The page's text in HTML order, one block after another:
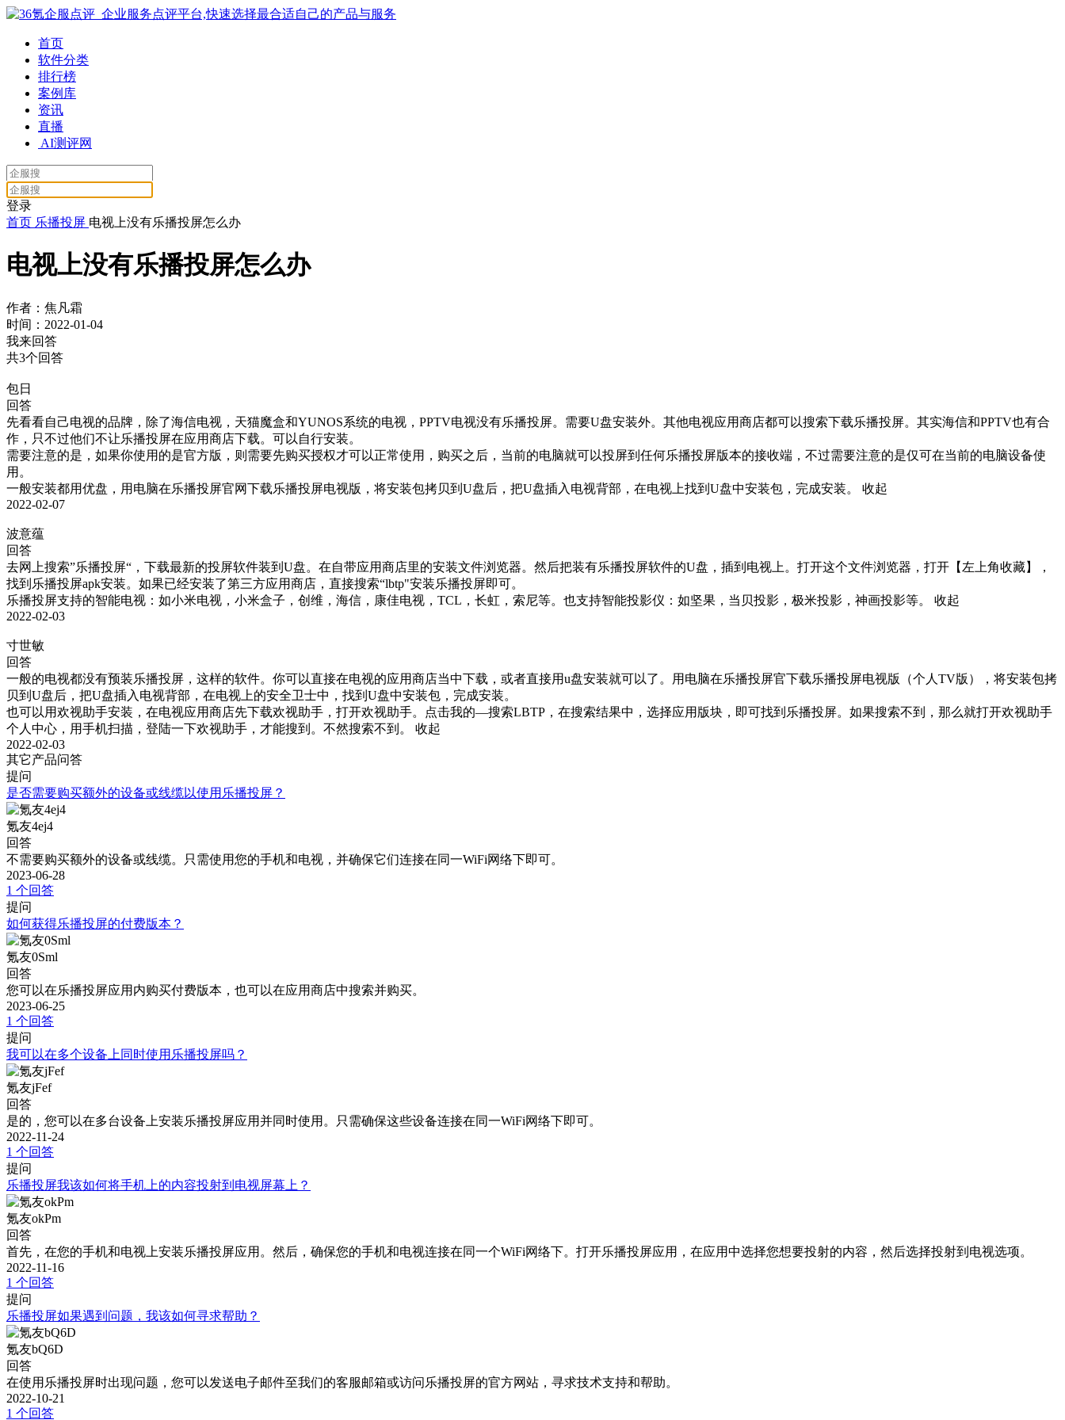
首页
软件分类
排行榜
案例库
资讯
直播
AI测评网
登录
首页 乐播投屏 电视上没有乐播投屏怎么办
电视上没有乐播投屏怎么办
作者：焦凡霜
时间：2022-01-04
我来回答
共3个回答
包日
回答
先看看自己电视的品牌，除了海信电视，天猫魔盒和YUNOS系统的电视，PPTV电视没有乐播投屏。需要U盘安装外。其他电视应用商店都可以搜索下载乐播投屏。其实海信和PPTV也有合
作，只不过他们不让乐播投屏在应用商店下载。可以自行安装。
需要注意的是，如果你使用的是官方版，则需要先购买授权才可以正常使用，购买之后，当前的电脑就可以投屏到任何乐播投屏版本的接收端，不过需要注意的是仅可在当前的电脑设备使
用。
一般安装都用优盘，用电脑在乐播投屏官网下载乐播投屏电视版，将安装包拷贝到U盘后，把U盘插入电视背部，在电视上找到U盘中安装包，完成安装。
收起
2022-02-07
波意蕴
回答
去网上搜索”乐播投屏“，下载最新的投屏软件装到U盘。在自带应用商店里的安装文件浏览器。然后把装有乐播投屏软件的U盘，插到电视上。打开这个文件浏览器，打开【左上角收藏】，
找到乐播投屏apk安装。如果已经安装了第三方应用商店，直接搜索“lbtp"安装乐播投屏即可。
乐播投屏支持的智能电视：如小米电视，小米盒子，创维，海信，康佳电视，TCL，长虹，索尼等。也支持智能投影仪：如坚果，当贝投影，极米投影，神画投影等。
收起
2022-02-03
寸世敏
回答
一般的电视都没有预装乐播投屏，这样的软件。你可以直接在电视的应用商店当中下载，或者直接用u盘安装就可以了。用电脑在乐播投屏官下载乐播投屏电视版（个人TV版），将安装包拷
贝到U盘后，把U盘插入电视背部，在电视上的安全卫士中，找到U盘中安装包，完成安装。
也可以用欢视助手安装，在电视应用商店先下载欢视助手，打开欢视助手。点击我的—搜索LBTP，在搜索结果中，选择应用版块，即可找到乐播投屏。如果搜索不到，那么就打开欢视助手
个人中心，用手机扫描，登陆一下欢视助手，才能搜到。不然搜索不到。
收起
2022-02-03
其它产品问答
提问
是否需要购买额外的设备或线缆以使用乐播投屏？
氪友4ej4
回答
不需要购买额外的设备或线缆。只需使用您的手机和电视，并确保它们连接在同一WiFi网络下即可。
2023-06-28
1 个回答
提问
如何获得乐播投屏的付费版本？
氪友0Sml
回答
您可以在乐播投屏应用内购买付费版本，也可以在应用商店中搜索并购买。
2023-06-25
1 个回答
提问
我可以在多个设备上同时使用乐播投屏吗？
氪友jFef
回答
是的，您可以在多台设备上安装乐播投屏应用并同时使用。只需确保这些设备连接在同一WiFi网络下即可。
2022-11-24
1 个回答
提问
乐播投屏我该如何将手机上的内容投射到电视屏幕上？
氪友okPm
回答
首先，在您的手机和电视上安装乐播投屏应用。然后，确保您的手机和电视连接在同一个WiFi网络下。打开乐播投屏应用，在应用中选择您想要投射的内容，然后选择投射到电视选项。
2022-11-16
1 个回答
提问
乐播投屏如果遇到问题，我该如何寻求帮助？
氪友bQ6D
回答
在使用乐播投屏时出现问题，您可以发送电子邮件至我们的客服邮箱或访问乐播投屏的官方网站，寻求技术支持和帮助。
2022-10-21
1 个回答